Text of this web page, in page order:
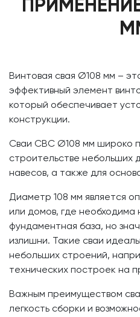
Винтовая свая Ø108 мм –
эффективный элемент
который обеспечивает
конструкции.
Сваи СВС Ø108 мм широко
строительстве небольших
навесов, а также для
Диаметр 108 мм является
или домов, где необходима
фундаментная база, но
излишни. Такие сваи
небольших строений,
технических построек на
Важным преимуществом
легкость сборки и